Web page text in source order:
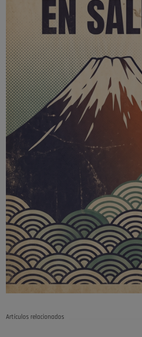
Artículos relacionados